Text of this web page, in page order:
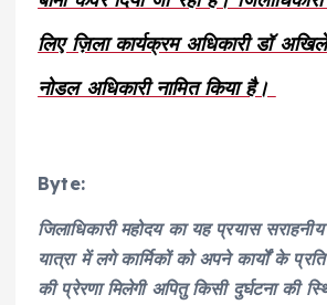
लिए ज़िला कार्यक्रम अधिकारी डॉ
नोडल अधिकारी नामित किया है।
Byte:
जिलाधिकारी महोदय का यह प्रयास
यात्रा में लगे कार्मिकों को अपने कार्यों के
की प्रेरणा मिलेगी अपितु किसी दुर्घटना की